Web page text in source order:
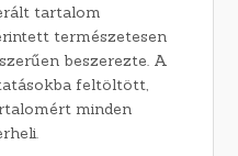
tartalom
természetesen
beszerezte. A
feltöltött,
minden